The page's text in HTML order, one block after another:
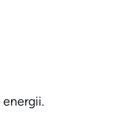
energii.